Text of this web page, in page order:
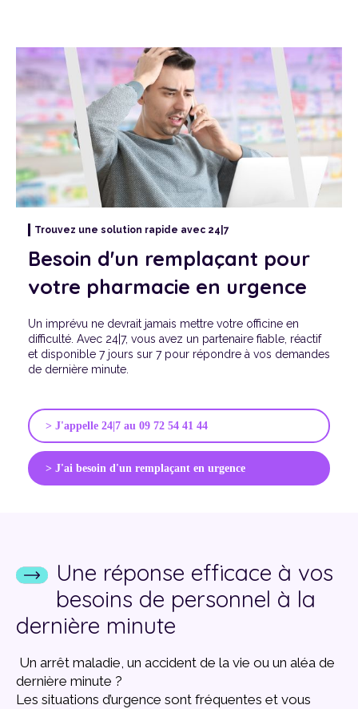
Je suis Candidat
A propos de 24|7
Trouvez une solution rapide avec 24|7
Besoin d'un remplaçant pour
votre pharmacie en urgence
Un imprévu ne devrait jamais mettre votre officine en
difficulté. Avec 24|7, vous avez un partenaire fiable, réactif
et disponible 7 jours sur 7 pour répondre à vos demandes
de dernière minute.
> J'appelle 24|7 au 09 72 54 41 44
> J'ai besoin d'un remplaçant en urgence
Une réponse efficace à vos
besoins de personnel à la
dernière minute
Un arrêt maladie, un accident de la vie ou un aléa de
dernière minute ?
Les situations d’urgence sont fréquentes et vous